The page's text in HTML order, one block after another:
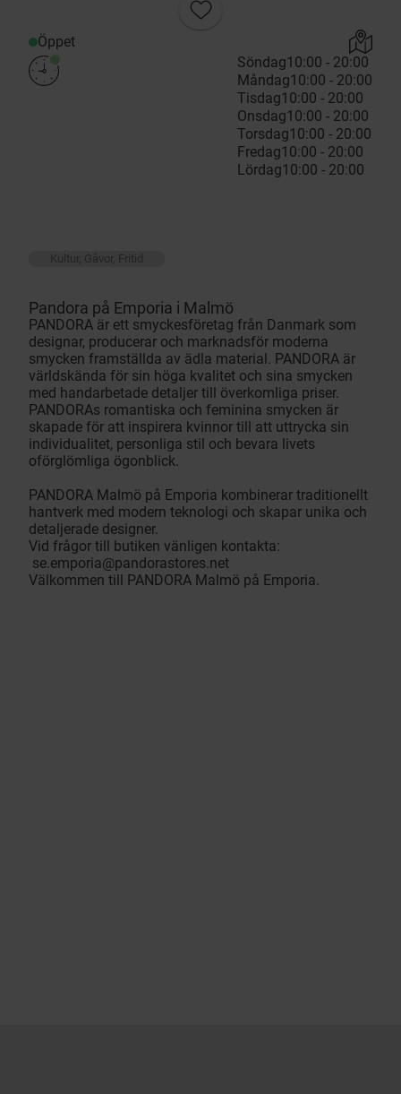
Öppet
Söndag10:00 - 20:00
Måndag10:00 - 20:00
Tisdag10:00 - 20:00
Onsdag10:00 - 20:00
Torsdag10:00 - 20:00
Fredag10:00 - 20:00
Lördag10:00 - 20:00
Kultur, Gåvor, Fritid
Pandora på Emporia i Malmö
PANDORA är ett smyckesföretag från Danmark som
designar, producerar och marknadsför moderna
smycken framställda av ädla material. PANDORA är
världskända för sin höga kvalitet och sina smycken
med handarbetade detaljer till överkomliga priser.
PANDORAs romantiska och feminina smycken är
skapade för att inspirera kvinnor till att uttrycka sin
individualitet, personliga stil och bevara livets
oförglömliga ögonblick.
PANDORA Malmö på Emporia kombinerar traditionellt
hantverk med modern teknologi och skapar unika och
detaljerade designer.
Vid frågor till butiken vänligen kontakta:
se.emporia@pandorastores.net
Välkommen till PANDORA Malmö på Emporia.